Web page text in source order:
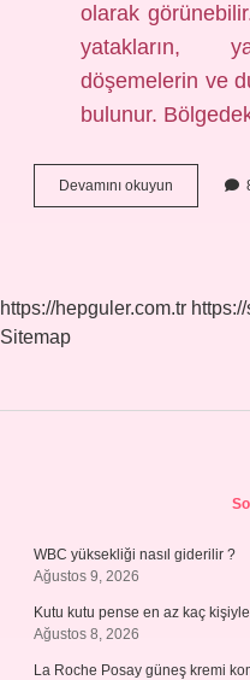
olarak
yatakların,
döşemelerin ve
bulunur.
Devamını okuyun
Böceği
https://hepguler.com.tr
Sitemap
WBC yüksekliği nasıl giderilir ?
Ağustos 9, 2026
Kutu kutu pense en az kaç
Ağustos 8, 2026
La Roche Posay güneş kremi